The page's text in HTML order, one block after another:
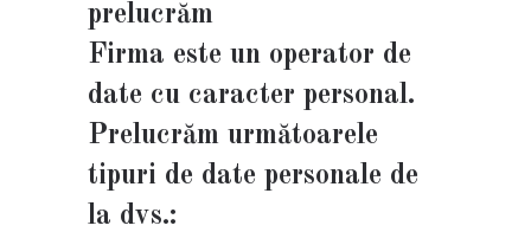
prelucrăm
Firma este un operator de
date cu caracter personal.
Prelucrăm următoarele
tipuri de date personale de
la dvs.: